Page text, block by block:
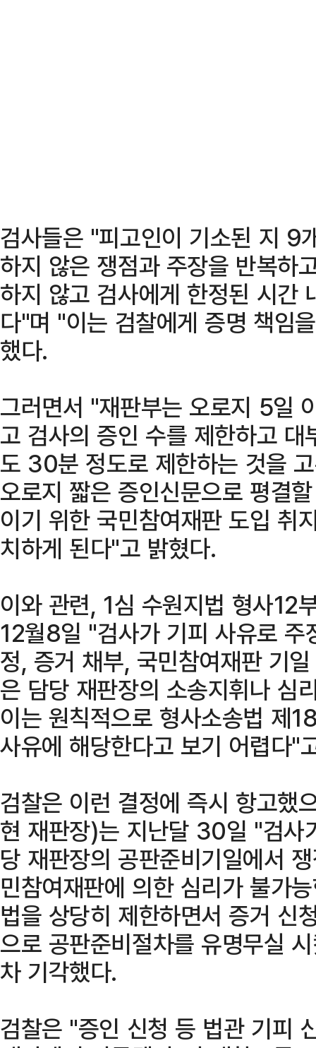
검사들은 "피고인이 기소된 지 9
하지 않은 쟁점과 주장을 반복하
하지 않고 검사에게 한정된 시간
다"며 "이는 검찰에게 증명 책임
했다.
그러면서 "재판부는 오로지 5일
고 검사의 증인 수를 제한하고
도 30분 정도로 제한하는 것을
오로지 짧은 증인신문으로 평결
이기 위한 국민참여재판 도입 취
치하게 된다"고 밝혔다.
이와 관련, 1심 수원지법 형사12
12월8일 "검사가 기피 사유로 주
정, 증거 채부, 국민참여재판 기
은 담당 재판장의 소송지휘나 심
이는 원칙적으로 형사소송법 제
사유에 해당한다고 보기 어렵다"
검찰은 이런 결정에 즉시 항고했
현 재판장)는 지난달 30일 "검사
당 재판장의 공판준비기일에서
민참여재판에 의한 심리가 불가
법을 상당히 제한하면서 증거 신
으로 공판준비절차를 유명무실
차 기각했다.
검찰은 "증인 신청 등 법관 기피